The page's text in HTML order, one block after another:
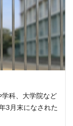
科、大学院など
3月末になされた